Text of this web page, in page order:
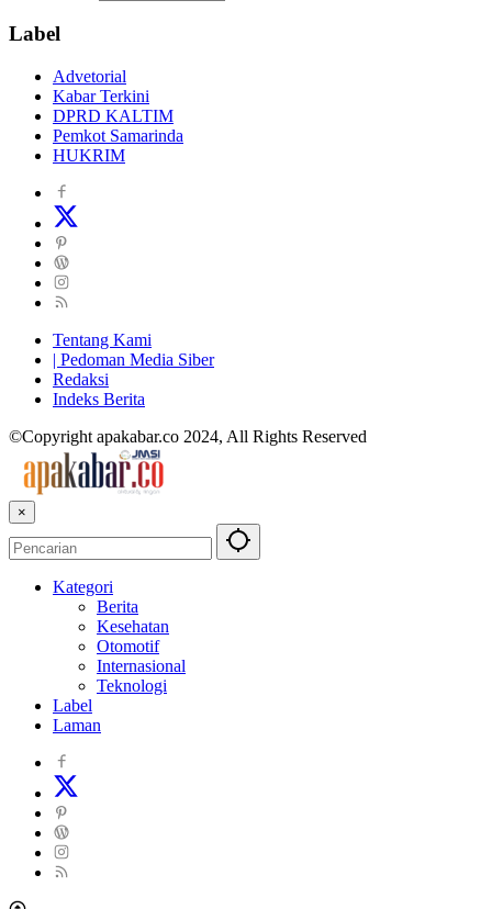
Label
Advetorial
Kabar Terkini
DPRD KALTIM
Pemkot Samarinda
HUKRIM
Tentang Kami
| Pedoman Media Siber
Redaksi
Indeks Berita
©Copyright apakabar.co 2024, All Rights Reserved
×
Kategori
Berita
Kesehatan
Otomotif
Internasional
Teknologi
Label
Laman